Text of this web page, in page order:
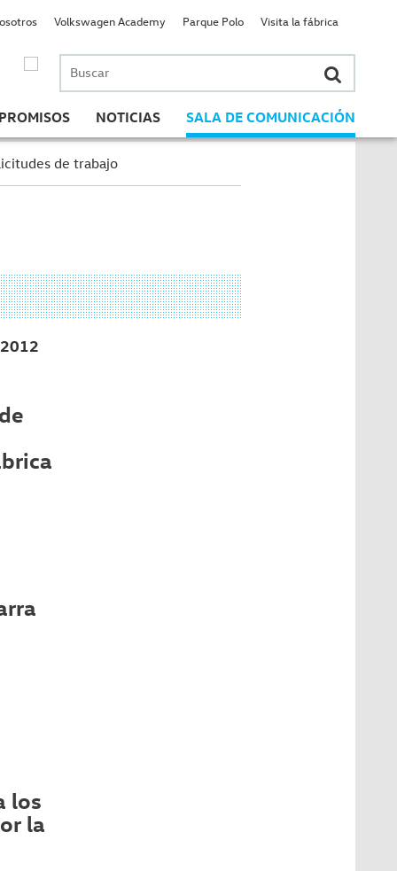
Buscar
por:
NOTICIAS SALA DE COMUNICACIÓN
Volkswagen Academy Parque Polo Visita la fábrica
de trabajo
2012
los
la